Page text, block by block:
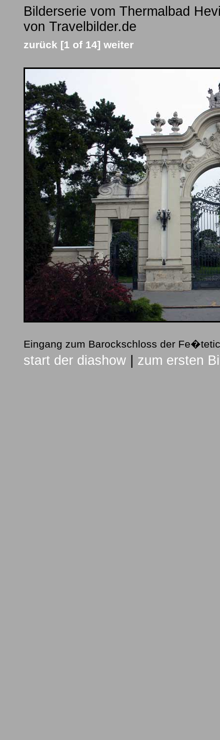
Bilderserie vom Thermalbad
von Travelbilder.de
zurück [1 of 14] weiter
Eingang zum Barockschloss der
start der diashow zum ersten